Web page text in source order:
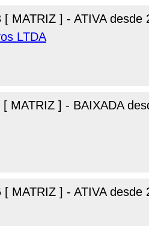
[ MATRIZ ] - ATIVA desde
LTDA
[ MATRIZ ] - BAIXADA
[ MATRIZ ] - ATIVA desde